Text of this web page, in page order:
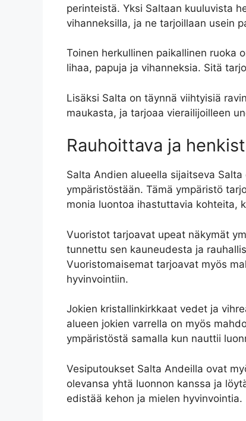
perinteistä. Yksi Saltaan kuuluvista
vihanneksilla, ja ne tarjoillaan usein
Toinen herkullinen paikallinen ruoka
lihaa, papuja ja vihanneksia. Sitä
Lisäksi Salta on täynnä viihtyisiä
maukasta, ja tarjoaa vierailijoilleen
Rauhoittava ja
Salta Andien alueella sijaitseva
ympäristöstään. Tämä ympäristö
monia luontoa ihastuttavia kohteita,
Vuoristot tarjoavat upeat näkymät
tunnettu sen kauneudesta ja
Vuoristomaisemat tarjoavat myös
hyvinvointiin.
Jokien kristallinkirkkaat vedet ja
alueen jokien varrella on myös
ympäristöstä samalla kun nauttii
Vesiputoukset Salta Andeilla ovat
olevansa yhtä luonnon kanssa ja
edistää kehon ja mielen hyvinvointia.